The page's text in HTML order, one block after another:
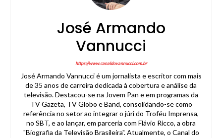
José Armando
Vannucci
https://www.canaldovannucci.com.br
José Armando Vannucci é um jornalista e escritor com mais
de 35 anos de carreira dedicada à cobertura e análise da
televisão. Destacou-se na Jovem Pan e em programas da
TV Gazeta, TV Globo e Band, consolidando-se como
referência no setor ao integrar o júri do Troféu Imprensa,
no SBT, e ao lançar, em parceria com Flávio Ricco, a obra
"Biografia da Televisão Brasileira". Atualmente, o Canal do